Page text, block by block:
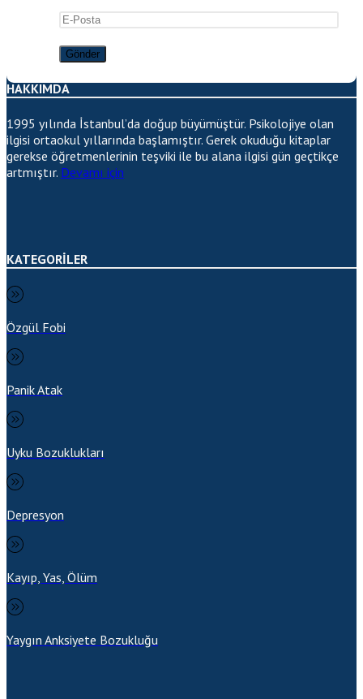
HAKKIMDA
1995 yılında İstanbul’da doğup büyümüştür. Psikolojiye olan
ilgisi ortaokul yıllarında başlamıştır. Gerek okuduğu kitaplar
gerekse öğretmenlerinin teşviki ile bu alana ilgisi gün geçtikçe
artmıştır. Devamı için
KATEGORİLER
Özgül Fobi
Panik Atak
Uyku Bozuklukları
Depresyon
Kayıp, Yas, Ölüm
Yaygın Anksiyete Bozukluğu